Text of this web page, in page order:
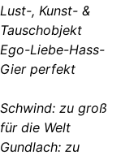
Lust-, Kunst- &
Tauschobjekt
Ego-Liebe-Hass-
Gier perfekt
Schwind: zu groß
für die Welt
Gundlach: zu